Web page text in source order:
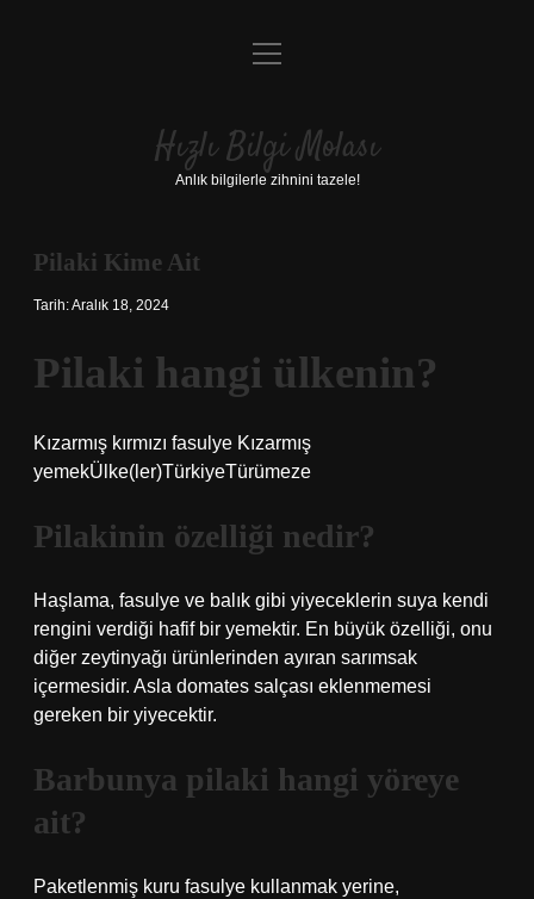
Anasayfa
Yasal Uyarı
menüyü
Hızlı Bilgi Molası
Anlık bilgilerle zihnini tazele!
Pilaki Kime Ait
Tarih: Aralık 18, 2024
Pilaki hangi ülkenin?
Kızarmış kırmızı fasulye Kızarmış
yemekÜlke(ler)TürkiyeTürümeze
Pilakinin özelliği nedir?
Haşlama, fasulye ve balık gibi yiyeceklerin suya kendi
rengini verdiği hafif bir yemektir. En büyük özelliği, onu
diğer zeytinyağı ürünlerinden ayıran sarımsak
içermesidir. Asla domates salçası eklenmemesi
gereken bir yiyecektir.
Barbunya pilaki hangi yöreye
ait?
Paketlenmiş kuru fasulye kullanmak yerine,